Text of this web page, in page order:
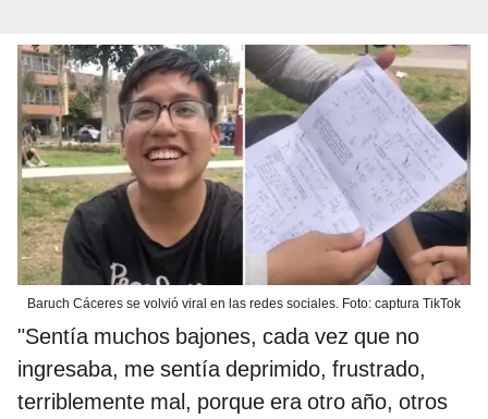
Baruch Cáceres se volvió viral en las redes sociales. Foto: captura TikTok
"Sentía muchos bajones, cada vez que no
ingresaba, me sentía deprimido, frustrado,
terriblemente mal, porque era otro año, otros